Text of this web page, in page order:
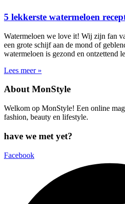
5 lekkerste watermeloen
Watermeloen we love it! Wij zijn fan
een grote schijf aan de mond of
watermeloen is gezond en ontzettend
Lees meer »
About MonStyle
Welkom op MonStyle! Een online
fashion, beauty en lifestyle.
have we met yet?
Facebook